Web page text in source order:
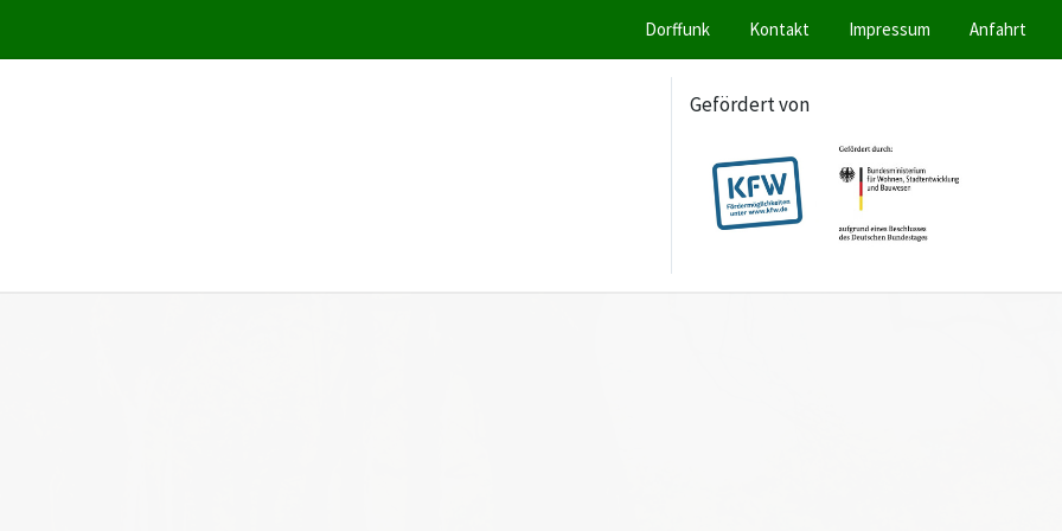
Dorffunk Kontakt Impressum Anfahrt
Gefördert von